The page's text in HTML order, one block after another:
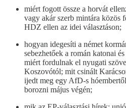
miért fogott össze a horvát
vagy akár szerb mintára közös
HDZ ellen az idei választáson;
hogyan idegesíti a német
sebezhetőek a román katonai
miért fordulnak el nyugati
Koszovótól; mit csinált
ijedt meg egy AfD-s
borozni május végén;